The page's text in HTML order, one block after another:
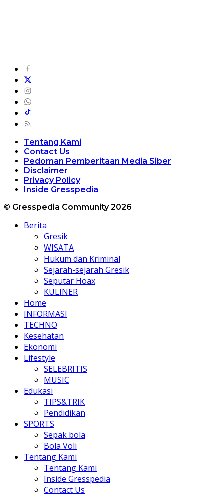
Tentang Kami
Contact Us
Pedoman Pemberitaan Media Siber
Disclaimer
Privacy Policy
Inside Gresspedia
© Gresspedia Community 2026
Berita
Gresik
WISATA
Hukum dan Kriminal
Sejarah-sejarah Gresik
Seputar Hoax
KULINER
Home
INFORMASI
TECHNO
Kesehatan
Ekonomi
Lifestyle
SELEBRITIS
MUSIC
Edukasi
TIPS&TRIK
Pendidikan
SPORTS
Sepak bola
Bola Voli
Tentang Kami
Tentang Kami
Inside Gresspedia
Contact Us